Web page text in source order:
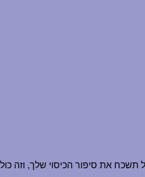
את סיפור הכיסוי שלך, וזה